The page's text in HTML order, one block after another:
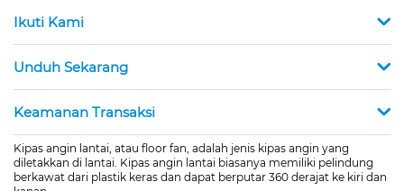
Ikuti Kami
Unduh Sekarang
Keamanan Transaksi
Kipas angin lantai, atau floor fan, adalah jenis kipas angin yang
diletakkan di lantai. Kipas angin lantai biasanya memiliki pelindung
berkawat dari plastik keras dan dapat berputar 360 derajat ke kiri dan